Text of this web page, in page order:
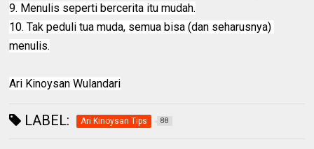
9. Menulis seperti bercerita itu mudah.
10. Tak peduli tua muda, semua bisa (dan seharusnya)
menulis.
Ari Kinoysan Wulandari
LABEL: Ari Kinoysan Tips 88